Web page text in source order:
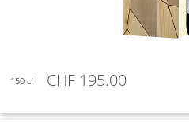
150 cl CHF 195.00